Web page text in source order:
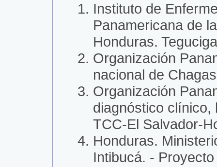
Instituto de
Panamericana de
Honduras.
Organización
nacional de
Organización
diagnóstico clínico,
TCC-El Salvador-
Honduras.
Intibucá. -